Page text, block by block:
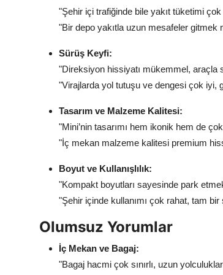
"Şehir içi trafiğinde bile yakıt tüketimi
"Bir depo yakıtla uzun mesafeler
Sürüş Keyfi:
"Direksiyon hissiyatı mükemmel,
"Virajlarda yol tutuşu ve dengesi çok iyi,
Tasarım ve Malzeme Kalitesi:
"Mini’nin tasarımı hem ikonik hem de
"İç mekan malzeme kalitesi premium
Boyut ve Kullanışlılık:
"Kompakt boyutları sayesinde park
"Şehir içinde kullanımı çok rahat, tam
Olumsuz Yorumlar
İç Mekan ve Bagaj:
"Bagaj hacmi çok sınırlı, uzun